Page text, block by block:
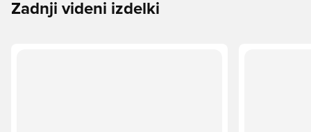
Zadnji videni izdelki